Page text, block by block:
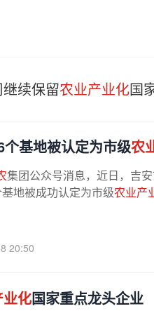
续保留农业产业化国
基地被认定为市级农
集团公众号消息，近日，吉
地被成功认定为市级农业产
20:50
化国家重点龙头企业